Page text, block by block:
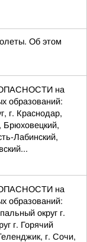
Об этом
на
образований:
г. Краснодар,
Брюховецкий,
Лабинский,
на
образований:
округ г.
г. Горячий
г. Сочи,